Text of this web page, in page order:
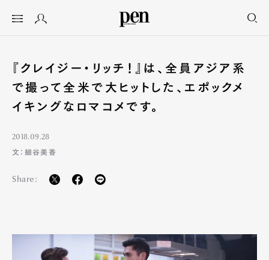
『クレイジー・リッチ！』は、全員アジア系
で撮って全米で大ヒットした、エポックメ
イキングなロマコメです。
2018.09.28
文：細谷美香
Share: